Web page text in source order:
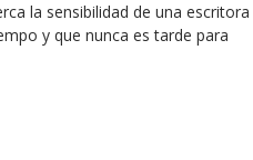
la sensibilidad de una escritora
y que nunca es tarde para